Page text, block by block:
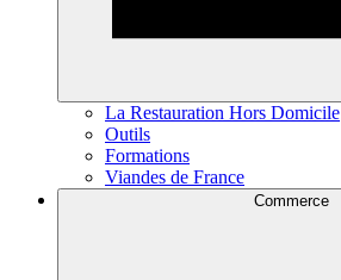
La Restauration Hors Domicile
Outils
Formations
Viandes de France
Commerce